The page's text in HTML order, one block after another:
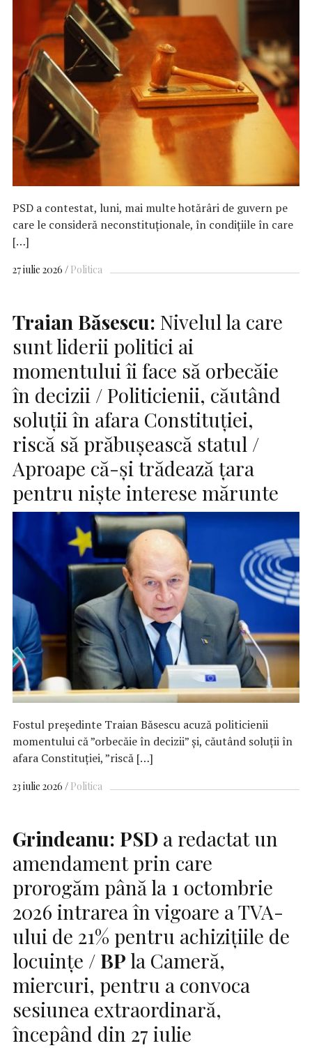
PSD a contestat, luni, mai multe hotărâri de guvern pe
care le consideră neconstituţionale, în condiţiile în care
[…]
27 iulie 2026 Politica
Traian Băsescu: Nivelul la care
sunt liderii politici ai
momentului îi face să orbecăie
în decizii / Politicienii, căutând
soluţii în afara Constituţiei,
riscă să prăbuşească statul /
Aproape că-şi trădează ţara
pentru nişte interese mărunte
Fostul preşedinte Traian Băsescu acuză politicienii
momentului că ”orbecăie în decizii” şi, căutând soluţii în
afara Constituţiei, ”riscă […]
23 iulie 2026 Politica
Grindeanu: PSD a redactat un
amendament prin care
prorogăm până la 1 octombrie
2026 intrarea în vigoare a TVA-
ului de 21% pentru achiziţiile de
locuinţe / BP la Cameră,
miercuri, pentru a convoca
sesiunea extraordinară,
începând din 27 iulie